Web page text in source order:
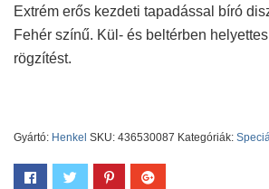
Extrém erős kezdeti tapadással bíró
Fehér színű. Kül- és beltérben
rögzítést.
Gyártó: Henkel SKU: 436530087 Kategóriák: